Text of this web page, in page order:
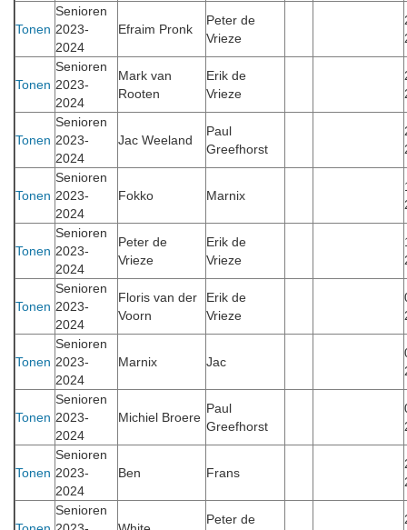
Tonen
Senioren
2023-
2024
Efraim Pronk
Peter de
Vrieze
Tonen
Senioren
2023-
2024
Mark van
Rooten
Erik de
Vrieze
Tonen
Senioren
2023-
2024
Jac Weeland
Paul
Greefhorst
Tonen
Senioren
2023-
2024
Fokko Marnix
Tonen
Senioren
2023-
2024
Peter de
Vrieze
Erik de
Vrieze
Tonen
Senioren
2023-
2024
Floris van der
Voorn
Erik de
Vrieze
Tonen
Senioren
2023-
2024
Marnix Jac
Tonen
Senioren
2023-
2024
Michiel Broere
Paul
Greefhorst
Tonen
Senioren
2023-
2024
Ben Frans
Senioren
Peter de